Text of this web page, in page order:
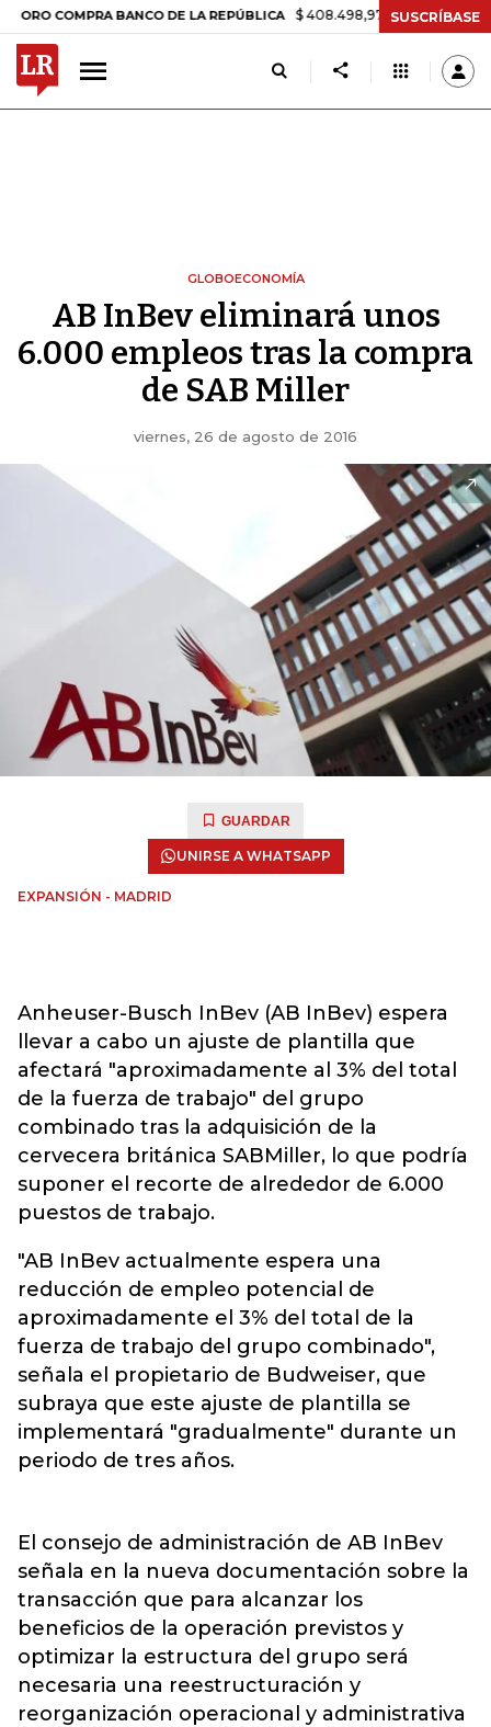
BANCO DE LA REPÚBLICA $ 408.498,97 +$ 8.753,81 +2,19%
SUSCRÍBASE
GLOBOECONOMÍA
AB InBev eliminará unos
6.000 empleos tras la compra
de SAB Miller
viernes, 26 de agosto de 2016
GUARDAR
UNIRSE A WHATSAPP
EXPANSIÓN - MADRID
Anheuser-Busch InBev (AB InBev) espera
llevar a cabo un ajuste de plantilla que
afectará "aproximadamente al 3% del total
de la fuerza de trabajo" del grupo
combinado tras la adquisición de la
cervecera británica SABMiller, lo que podría
suponer el recorte de alrededor de 6.000
puestos de trabajo.
"AB InBev actualmente espera una
reducción de empleo potencial de
aproximadamente el 3% del total de la
fuerza de trabajo del grupo combinado",
señala el propietario de Budweiser, que
subraya que este ajuste de plantilla se
implementará "gradualmente" durante un
periodo de tres años.
El consejo de administración de AB InBev
señala en la nueva documentación sobre la
transacción que para alcanzar los
beneficios de la operación previstos y
optimizar la estructura del grupo será
necesaria una reestructuración y
reorganización operacional y administrativa